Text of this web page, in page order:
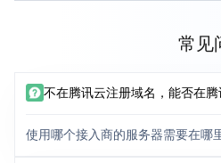
常见
不在腾讯云注册域名，能否在腾
使用哪个接入商的服务器需要在哪